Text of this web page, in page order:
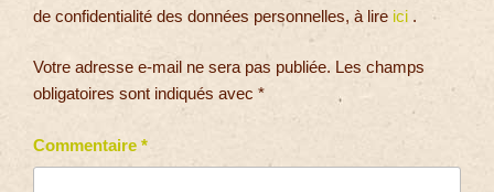
de confidentialité des données personnelles, à lire ici .
Votre adresse e-mail ne sera pas publiée. Les champs
obligatoires sont indiqués avec *
Commentaire *